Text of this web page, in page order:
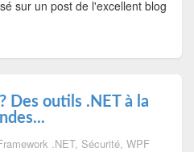
sur un post de l'excellent blog
Des outils .NET à la
.NET, Sécurité, WPF